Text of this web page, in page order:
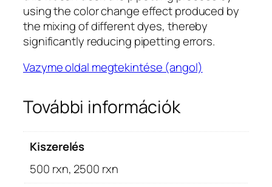
using the color change effect produced by
the mixing of different dyes, thereby
significantly reducing pipetting errors.
Vazyme oldal megtekintése (angol)
További információk
Kiszerelés
500 rxn, 2500 rxn